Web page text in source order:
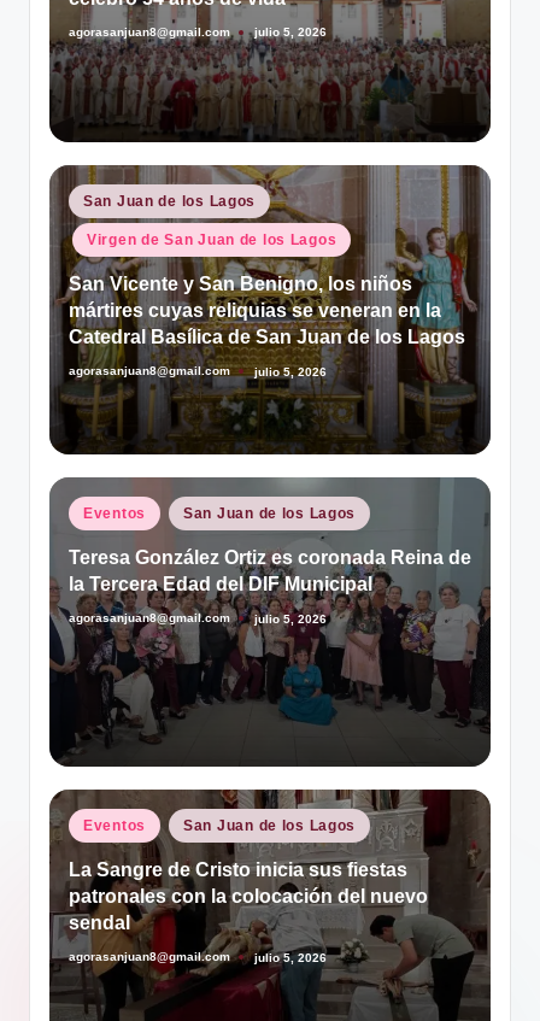
Publicado
por
agorasanjuan8@gmail.com julio 5, 2026
Publicado
en
San Juan de los Lagos
Virgen de San Juan de los Lagos
San Vicente y San Benigno, los niños
mártires cuyas reliquias se veneran en la
Catedral Basílica de San Juan de los Lagos
Publicado
agorasanjuan8@gmail.com julio 5, 2026
Publicado
Eventos San Juan de los Lagos
Teresa González Ortiz es coronada Reina de
la Tercera Edad del DIF Municipal
Publicado
agorasanjuan8@gmail.com julio 5, 2026
Publicado
Eventos San Juan de los Lagos
La Sangre de Cristo inicia sus fiestas
patronales con la colocación del nuevo
sendal
Publicado
por
agorasanjuan8@gmail.com julio 5, 2026